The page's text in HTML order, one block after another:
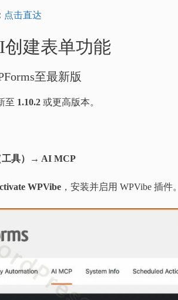
点击直达
建表单功能
至最新版
至 1.10.2 或更高版本。
工具）→ AI MCP
WPVibe ，安装并启用 WPVibe 插件。